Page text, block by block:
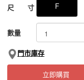
尺 寸 F
數量
門市庫存
立即購買